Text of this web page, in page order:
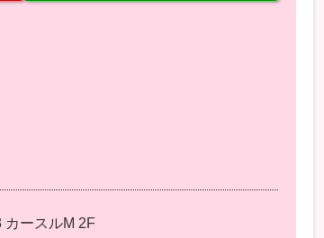
カースルM 2F